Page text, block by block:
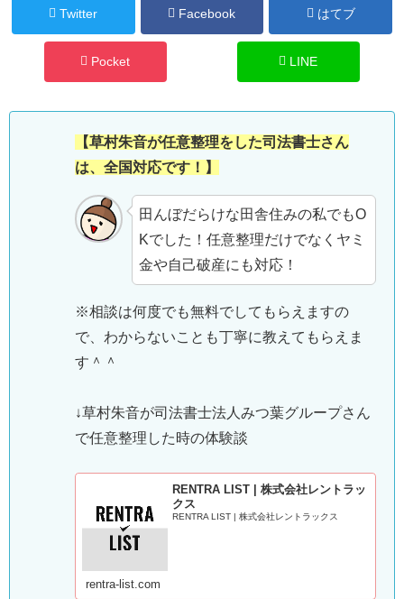
Twitter Facebook はてブ
Pocket LINE
【草村朱音が任意整理をした司法書士さん
は、全国対応です！】
田んぼだらけな田舎住みの私でもO
Kでした！任意整理だけでなくヤミ
金や自己破産にも対応！
※相談は何度でも無料でしてもらえますの
で、わからないことも丁寧に教えてもらえま
す＾＾
↓草村朱音が司法書士法人みつ葉グループさん
で任意整理した時の体験談
RENTRA LIST | 株式会社レントラッ
クス
RENTRA LIST | 株式会社レントラックス
rentra-list.com